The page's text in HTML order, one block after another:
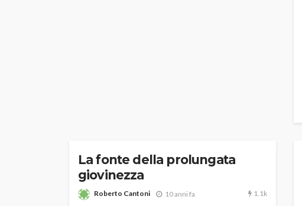
La fonte della prolungata
giovinezza
Roberto Cantoni 10 anni fa 1.1k